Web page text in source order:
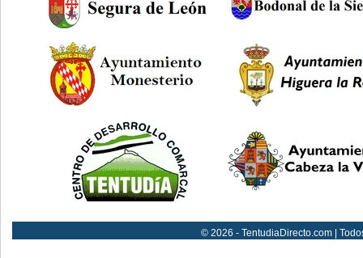
© 2026 - TentudiaDirecto.com |